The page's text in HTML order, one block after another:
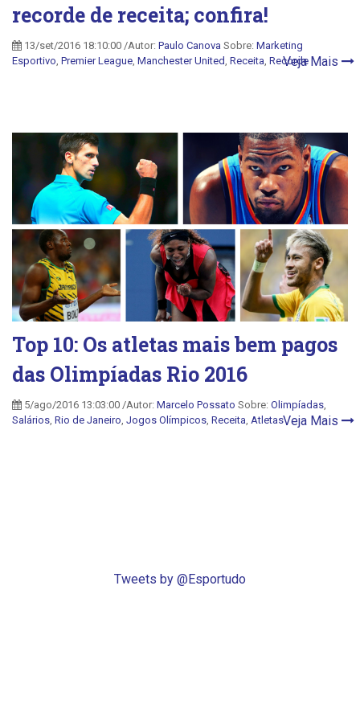
recorde de receita; confira!
13/set/2016 18:10:00 /Autor: Paulo Canova Sobre: Marketing
Esportivo Premier League Manchester United Receita Recorde
Veja Mais
Top 10: Os atletas mais bem pagos
das Olimpíadas Rio 2016
5/ago/2016 13:03:00 /Autor: Marcelo Possato Sobre: Olimpíadas
Salários Rio de Janeiro Jogos Olímpicos Receita AtletasVeja Mais
Tweets by @Esportudo